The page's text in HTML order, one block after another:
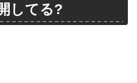
してる?